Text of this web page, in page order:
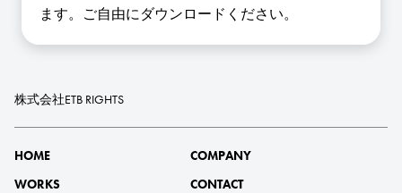
ます。 ご自由にダウンロードください。
株式会社ETB RIGHTS
HOME
COMPANY
WORKS
CONTACT